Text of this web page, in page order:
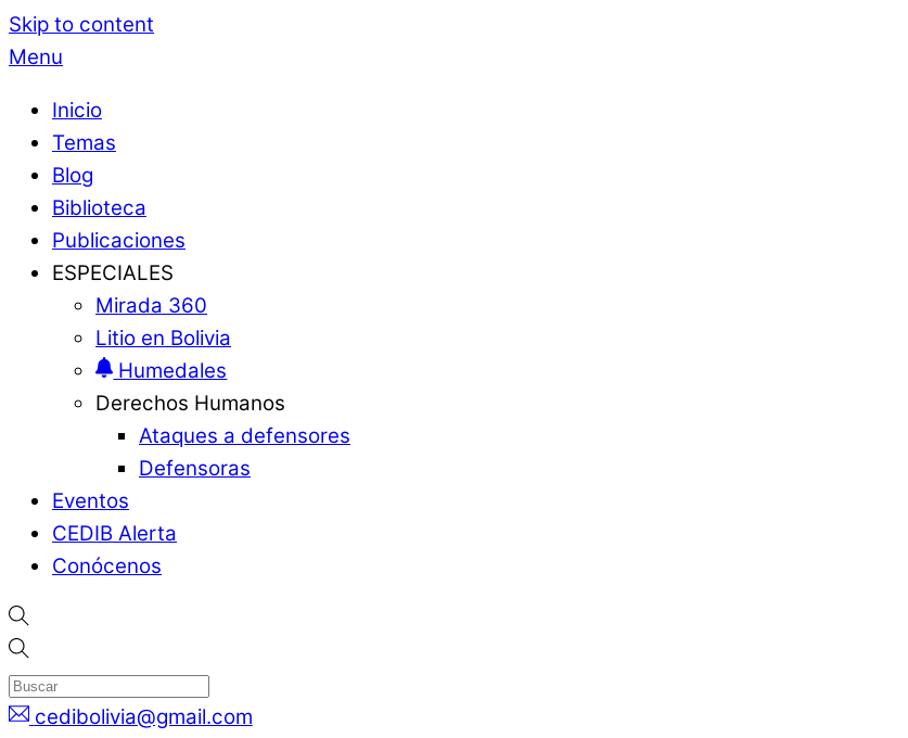
Skip to content
Menu
Inicio
Temas
Blog
Biblioteca
Publicaciones
ESPECIALES
Mirada 360
Litio en Bolivia
Humedales
Derechos Humanos
Ataques a defensores
Defensoras
Eventos
CEDIB Alerta
Conócenos
cedibolivia@gmail.com